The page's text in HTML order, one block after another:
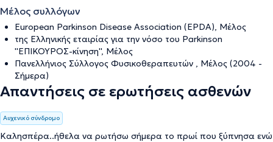
Μέλος συλλόγων
European Parkinson Disease Association (EPDA), Μέλος
της Ελληνικής εταιρίας για την νόσο του Parkinson
''ΕΠΙΚΟΥΡΟΣ-κίνηση'', Μέλος
Πανελλήνιος Σύλλογος Φυσικοθεραπευτών , Μέλος (2004 -
Σήμερα)
Απαντήσεις σε ερωτήσεις ασθενών
Αυχενικό σύνδρομο
Καλησπέρα..ήθελα να ρωτήσω σήμερα το πρωί που ξύπνησα ενώ